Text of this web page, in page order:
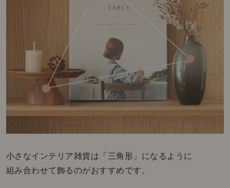
小さなインテリア雑貨は「三角形」になるように
組み合わせて飾るのがおすすめです。